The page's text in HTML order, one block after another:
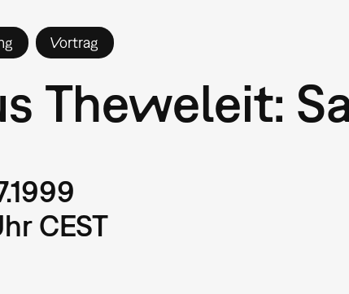
Vortrag
Theweleit:
CEST